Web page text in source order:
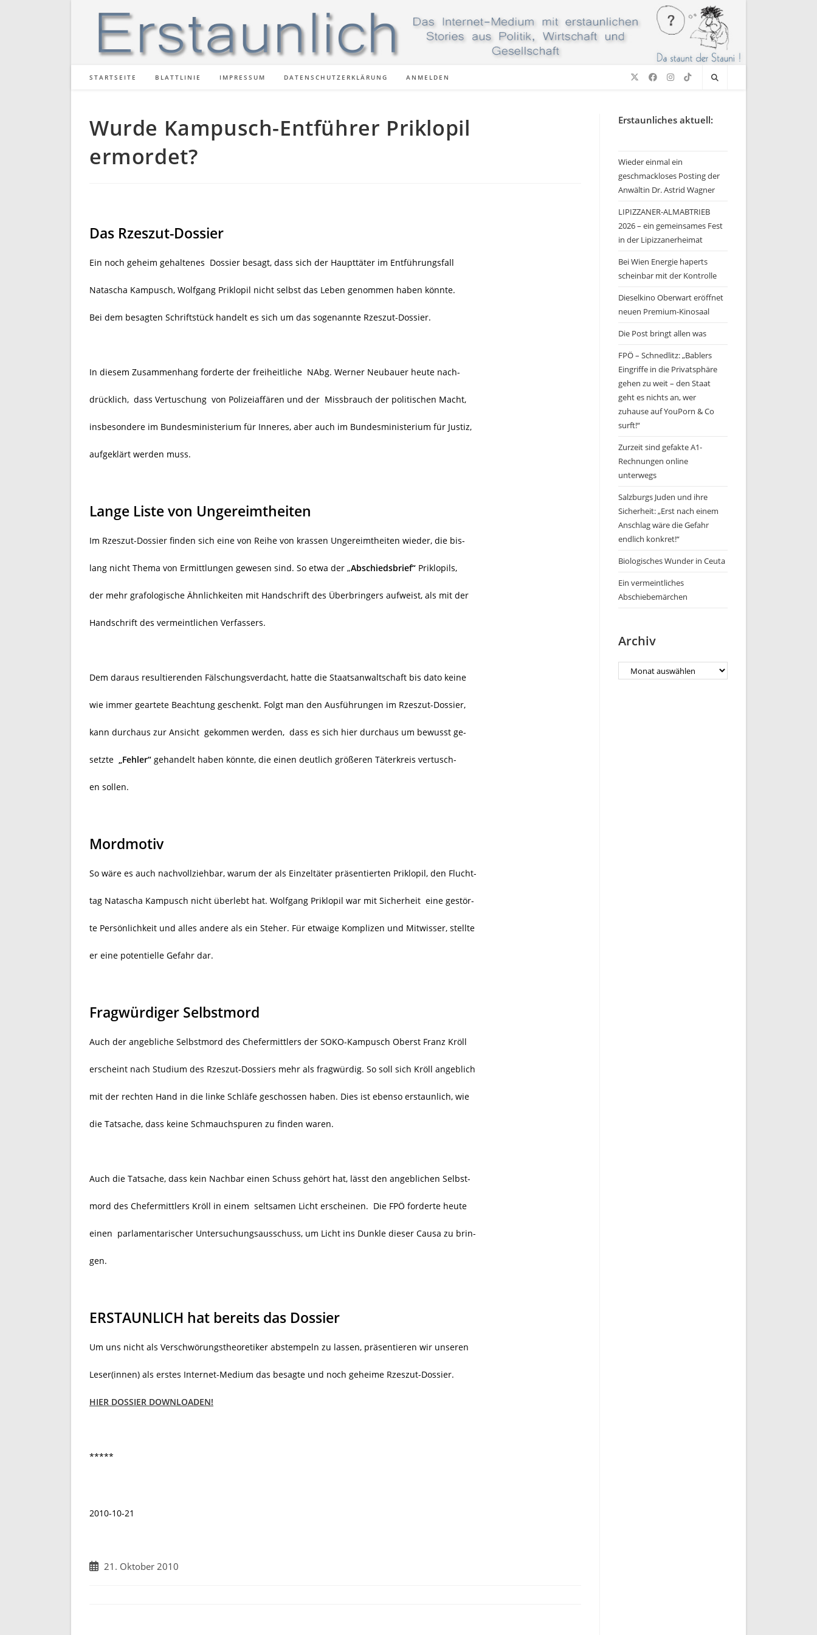
STARTSEITE BLATTLINIE IMPRESSUM DATENSCHUTZERKLÄRUNG ANMELDEN
Wurde Kampusch-Entführer Priklopil
ermordet?
Das Rzeszut-Dossier
Ein noch geheim gehaltenes Dossier besagt, dass sich der Haupttäter im Entführungsfall
Natascha Kampusch, Wolfgang Priklopil nicht selbst das Leben genommen haben könnte.
Bei dem besagten Schriftstück handelt es sich um das sogenannte Rzeszut-Dossier.
In diesem Zusammenhang forderte der freiheitliche NAbg. Werner Neubauer heute nach-
drücklich, dass Vertuschung von Polizeiaffären und der Missbrauch der politischen Macht,
insbesondere im Bundesministerium für Inneres, aber auch im Bundesministerium für Justiz,
aufgeklärt werden muss.
Lange Liste von Ungereimtheiten
Im Rzeszut-Dossier finden sich eine von Reihe von krassen Ungereimtheiten wieder, die bis-
lang nicht Thema von Ermittlungen gewesen sind. So etwa der „Abschiedsbrief“ Priklopils,
der mehr grafologische Ähnlichkeiten mit Handschrift des Überbringers aufweist, als mit der
Handschrift des vermeintlichen Verfassers.
Dem daraus resultierenden Fälschungsverdacht, hatte die Staatsanwaltschaft bis dato keine
wie immer geartete Beachtung geschenkt. Folgt man den Ausführungen im Rzeszut-Dossier,
kann durchaus zur Ansicht gekommen werden, dass es sich hier durchaus um bewusst ge-
setzte „Fehler“ gehandelt haben könnte, die einen deutlich größeren Täterkreis vertusch-
en sollen.
Mordmotiv
So wäre es auch nachvollziehbar, warum der als Einzeltäter präsentierten Priklopil, den Flucht-
tag Natascha Kampusch nicht überlebt hat. Wolfgang Priklopil war mit Sicherheit eine gestör-
te Persönlichkeit und alles andere als ein Steher. Für etwaige Komplizen und Mitwisser, stellte
er eine potentielle Gefahr dar.
Fragwürdiger Selbstmord
Auch der angebliche Selbstmord des Chefermittlers der SOKO-Kampusch Oberst Franz Kröll
erscheint nach Studium des Rzeszut-Dossiers mehr als fragwürdig. So soll sich Kröll angeblich
mit der rechten Hand in die linke Schläfe geschossen haben. Dies ist ebenso erstaunlich, wie
die Tatsache, dass keine Schmauchspuren zu finden waren.
Auch die Tatsache, dass kein Nachbar einen Schuss gehört hat, lässt den angeblichen Selbst-
mord des Chefermittlers Kröll in einem seltsamen Licht erscheinen. Die FPÖ forderte heute
einen parlamentarischer Untersuchungsausschuss, um Licht ins Dunkle dieser Causa zu brin-
gen.
ERSTAUNLICH hat bereits das Dossier
Um uns nicht als Verschwörungstheoretiker abstempeln zu lassen, präsentieren wir unseren
Leser(innen) als erstes Internet-Medium das besagte und noch geheime Rzeszut-Dossier.
HIER DOSSIER DOWNLOADEN!
*****
2010-10-21
Beitrag21. Oktober 2010
Erstaunliches aktuell:
Wieder einmal ein
geschmackloses Posting der
Anwältin Dr. Astrid Wagner
LIPIZZANER-ALMABTRIEB
2026 – ein gemeinsames Fest
in der Lipizzanerheimat
Bei Wien Energie haperts
scheinbar mit der Kontrolle
Dieselkino Oberwart eröffnet
neuen Premium-Kinosaal
Die Post bringt allen was
FPÖ – Schnedlitz: „Bablers
Eingriffe in die Privatsphäre
gehen zu weit – den Staat
geht es nichts an, wer
zuhause auf YouPorn & Co
surft!“
Zurzeit sind gefakte A1-
Rechnungen online
unterwegs
Salzburgs Juden und ihre
Sicherheit: „Erst nach einem
Anschlag wäre die Gefahr
endlich konkret!“
Biologisches Wunder in Ceuta
Ein vermeintliches
Abschiebemärchen
Archiv
Archiv